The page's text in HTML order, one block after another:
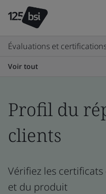
Évaluations et
Voir tout
Profil du
clients
Vérifiez les certificats
et du produit